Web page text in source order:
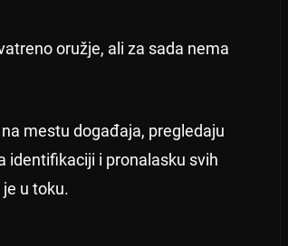
oružje, ali za sada nema
mestu događaja, pregledaju
identifikaciji i pronalasku svih
u toku.